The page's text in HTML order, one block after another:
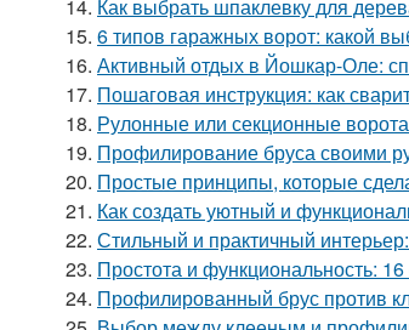
14. Как выбрать шпаклевку для
15. 6 типов гаражных ворот: какой
16. Активный отдых в Йошкар-Оле:
17. Пошаговая инструкция: как
18. Рулонные или секционные
19. Профилирование бруса своими
20. Простые принципы, которые
21. Как создать уютный и
22. Стильный и практичный
23. Простота и функциональность:
24. Профилированный брус против